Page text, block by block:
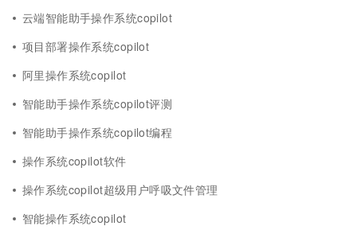
云端智能助手操作系统copilot
项目部署操作系统copilot
阿里操作系统copilot
智能助手操作系统copilot评测
智能助手操作系统copilot编程
操作系统copilot软件
操作系统copilot超级用户呼吸文件管理
智能操作系统copilot